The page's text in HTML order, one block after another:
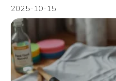
2025-10-15